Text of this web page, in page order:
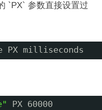
`PX` 参数直接设置过
PX milliseconds
PX 60000